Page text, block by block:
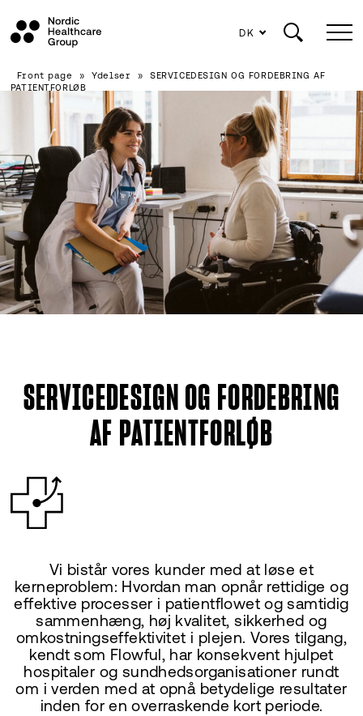
Siirry
sisältöön
DK
Front page » Ydelser »
SERVICEDESIGN OG FORDEBRING AF
PATIENTFORLØB
SERVICEDESIGN OG FORDEBRING
AF PATIENTFORLØB
Vi bistår vores kunder med at løse et
kerneproblem: Hvordan man opnår rettidige og
effektive processer i patientflowet og samtidig
sammenhæng, høj kvalitet, sikkerhed og
omkostningseffektivitet i plejen. Vores tilgang,
kendt som Flowful, har konsekvent hjulpet
hospitaler og sundhedsorganisationer rundt
om i verden med at opnå betydelige resultater
inden for en overraskende kort periode.